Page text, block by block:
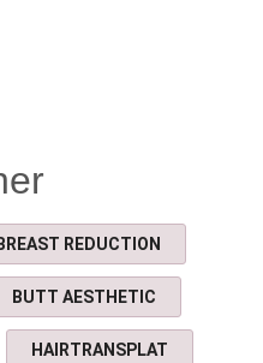
Istanbul
BREAST REDUCTION
BUTT AESTHETIC
HAIRTRANSPLAT